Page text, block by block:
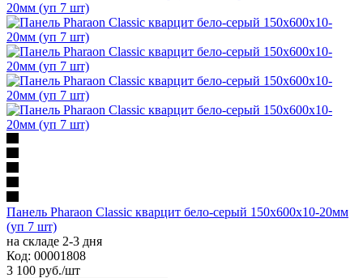
Панель Pharaon Classic кварцит бело-серый 150х600х10-20мм
(уп 7 шт)
на складе 2-3 дня
Код: 00001808
3 100 руб./шт